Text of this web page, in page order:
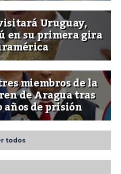
Uruguay,
en su primera gira
miembros de la
de Aragua tras
de prisión
todos